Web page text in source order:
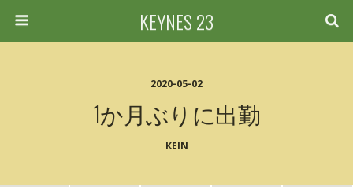
KEYNES 23
2020-05-02
1か月ぶりに出勤
KEIN